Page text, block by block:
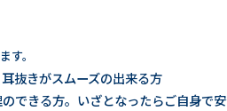
す。
抜きがスムーズの出来る方
できる方。いざとなったらご自身で